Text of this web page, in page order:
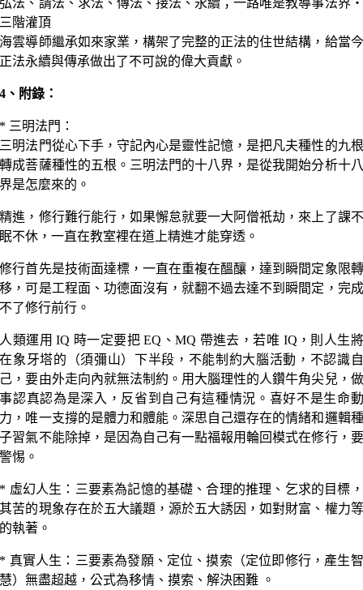
三階灌頂
海雲導師繼承如來家業，構架了完整的正法的住世結構，給當今
正法永續與傳承做出了不可說的偉大貢獻。
4、附錄：
* 三明法門：
三明法門從心下手，守記內心是靈性記憶，是把凡夫種性的九根
轉成菩薩種性的五根。三明法門的十八界，是從我開始分析十八
界是怎麼來的。
精進，修行難行能行，如果懈怠就要一大阿僧祇劫，來上了課不
眠不休，一直在教室裡在道上精進才能穿透。
修行首先是技術面達標，一直在重複在醞釀，達到瞬間定象限轉
移，可是工程面、功德面沒有，就翻不過去達不到瞬間定，完成
不了修行前行。
人類運用 IQ 時一定要把 EQ、MQ 帶進去，若唯 IQ，則人生將
在象牙塔的（須彌山）下半段，不能制約大腦活動，不認識自
己，要由外走向內就無法制約。用大腦理性的人鑽牛角尖兒，做
事認真認為是深入，反省到自己有這種情況。喜好不是生命動
力，唯一支撐的是體力和體能。深思自己還存在的情緒和邏輯種
子習氣不能除掉，是因為自己有一點福報用輪回模式在修行，要
警惕。
* 虛幻人生：三要素為記憶的基礎、合理的推理、乞求的目標，
其苦的現象存在於五大議題，源於五大誘因，如對財富、權力等
的執著。
* 真實人生：三要素為發願、定位、摸索（定位即修行，產生智
慧）無盡超越，公式為移情、摸索、解決困難 。